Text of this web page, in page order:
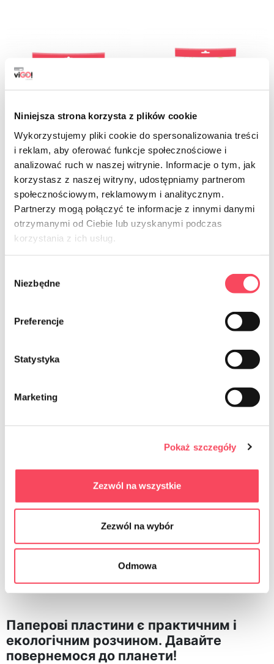
Niniejsza strona korzysta z plików cookie
Wykorzystujemy pliki cookie do spersonalizowania treści
i reklam, aby oferować funkcje społecznościowe i
analizować ruch w naszej witrynie. Informacje o tym, jak
korzystasz z naszej witryny, udostępniamy partnerom
społecznościowym, reklamowym i analitycznym.
Partnerzy mogą połączyć te informacje z innymi danymi
otrzymanymi od Ciebie lub uzyskanymi podczas
korzystania z ich usług.
zgody
Niezbędne
Preferencje
Statystyka
Marketing
Pokaż szczegóły
Zezwól na wszystkie
Zezwól na wybór
Odmowa
7312222
viGO! Біо круглі паперові тарілки ⌀
23см коричневі 20шт_без відходів
7312224
viGO! Біо Тарілки паперові круглі
⌀23см білі 24 шт
11,49 zł
7312228
3,99 zł
-
Паперові пластини є практичним і
екологічним розчином. Давайте
повернемося до планети!